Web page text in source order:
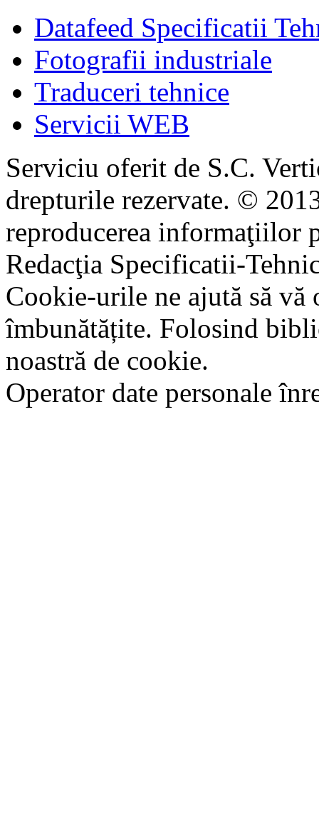
Datafeed Specificatii
Fotografii industriale
Traduceri tehnice
Servicii WEB
Serviciu oferit de S.C.
drepturile rezervate. ©
reproducerea informaţiilor
Redacţia Specificatii-
Cookie-urile ne ajută să
îmbunătățite. Folosind
noastră de cookie.
Operator date personale